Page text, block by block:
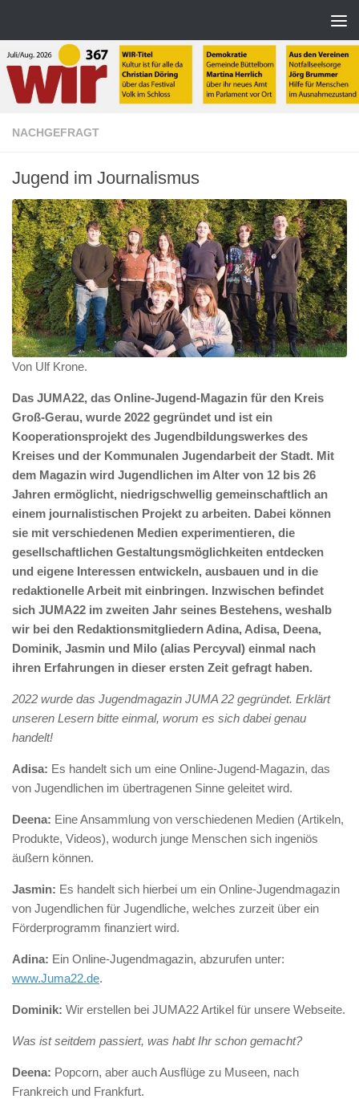
NACHGEFRAGT
Jugend im Journalismus
Von Ulf Krone.
Das JUMA22, das Online-Jugend-Magazin für den Kreis
Groß-Gerau, wurde 2022 gegründet und ist ein
Kooperationsprojekt des Jugendbildungswerkes des
Kreises und der Kommunalen Jugendarbeit der Stadt. Mit
dem Magazin wird Jugendlichen im Alter von 12 bis 26
Jahren ermöglicht, niedrigschwellig gemeinschaftlich an
einem journalistischen Projekt zu arbeiten. Dabei können
sie mit verschiedenen Medien experimentieren, die
gesellschaftlichen Gestaltungsmöglichkeiten entdecken
und eigene Interessen entwickeln, ausbauen und in die
redaktionelle Arbeit mit einbringen. Inzwischen befindet
sich JUMA22 im zweiten Jahr seines Bestehens, weshalb
wir bei den Redaktionsmitgliedern Adina, Adisa, Deena,
Dominik, Jasmin und Milo (alias Percyval) einmal nach
ihren Erfahrungen in dieser ersten Zeit gefragt haben.
2022 wurde das Jugendmagazin JUMA 22 gegründet. Erklärt
unseren Lesern bitte einmal, worum es sich dabei genau
handelt!
Adisa: Es handelt sich um eine Online-Jugend-Magazin, das
von Jugendlichen im übertragenen Sinne geleitet wird.
Deena: Eine Ansammlung von verschiedenen Medien (Artikeln,
Produkte, Videos), wodurch junge Menschen sich ingeniös
äußern können.
Jasmin: Es handelt sich hierbei um ein Online-Jugendmagazin
von Jugendlichen für Jugendliche, welches zurzeit über ein
Förderprogramm finanziert wird.
Adina: Ein Online-Jugendmagazin, abzurufen unter:
www.Juma22.de.
Dominik: Wir erstellen bei JUMA22 Artikel für unsere Webseite.
Was ist seitdem passiert, was habt Ihr schon gemacht?
Deena: Popcorn, aber auch Ausflüge zu Museen, nach
Frankreich und Frankfurt.